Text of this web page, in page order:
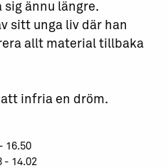
ännu längre.
sitt unga liv där han
allt material tillbaka
att infria en dröm.
16.50
- 14.02